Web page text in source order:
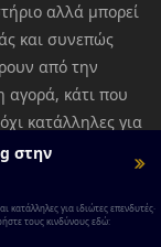
αλλά μπορεί
και συνεπώς
από την
αγορά, κάτι που
όχι κατάλληλες για
Διαδικτύου
σε
για
των
στην
κατάλληλες για ιδιώτες επενδυτές·
τους κινδύνους εδώ: